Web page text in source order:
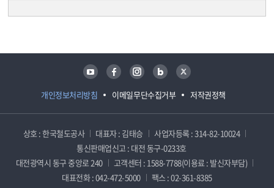
개인정보처리방침 이메일무단수집거부 저작권정책
유튜브 페이스북 인스타그램 블로그 트위터
상호 : 한국철도공사 대표자 : 김태승
사업자등록 : 314-82-10024
통신판매업신고 : 대전 동구-0233호
대전광역시 동구 중앙로 240
고객센터 : 1588-7788(이용료 : 발신자부담)
대표전화 : 042-472-5000
팩스 : 02-361-8385